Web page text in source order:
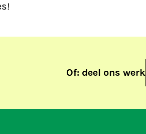
Of: deel ons werk